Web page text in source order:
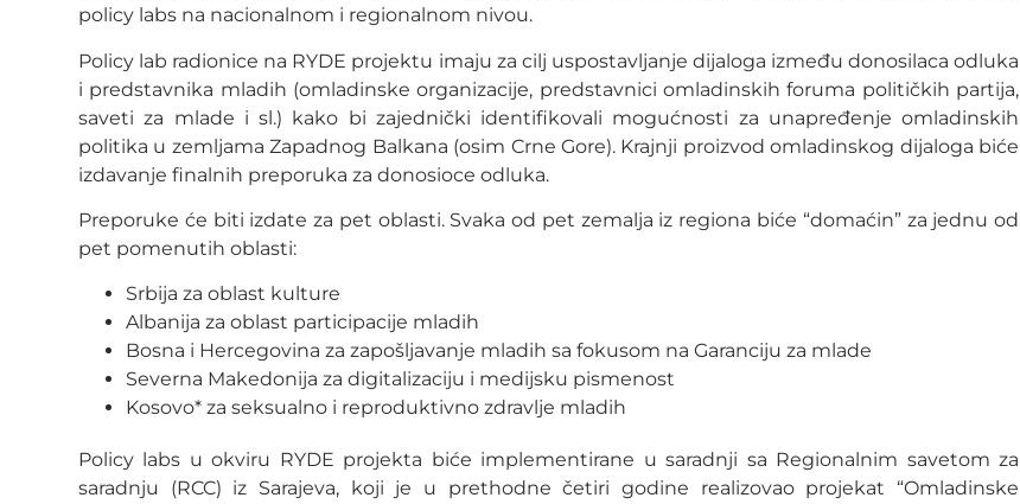
policy labs na nacionalnom i regionalnom nivou.
Policy lab radionice na RYDE projektu imaju za cilj uspostavljanje dijaloga između donosilaca odluka
i predstavnika mladih (omladinske organizacije, predstavnici omladinskih foruma političkih partija,
saveti za mlade i sl.) kako bi zajednički identifikovali mogućnosti za unapređenje omladinskih
politika u zemljama Zapadnog Balkana (osim Crne Gore). Krajnji proizvod omladinskog dijaloga biće
izdavanje finalnih preporuka za donosioce odluka.
Preporuke će biti izdate za pet oblasti. Svaka od pet zemalja iz regiona biće “domaćin” za jednu od
pet pomenutih oblasti:
Srbija za oblast kulture
Albanija za oblast participacije mladih
Bosna i Hercegovina za zapošljavanje mladih sa fokusom na Garanciju za mlade
Severna Makedonija za digitalizaciju i medijsku pismenost
Kosovo* za seksualno i reproduktivno zdravlje mladih
Policy labs u okviru RYDE projekta biće implementirane u saradnji sa Regionalnim savetom za
saradnju (RCC) iz Sarajeva, koji je u prethodne četiri godine realizovao projekat “Omladinske